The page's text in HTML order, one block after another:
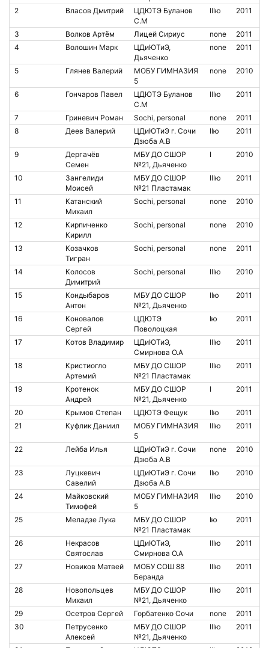
2 Власов Дмитрий
ЦДЮТЭ Буланов
С.М
IIIю 2011
3 Волков Артём Лицей Сириус none
2011
4
Волошин Марк
ЦДиЮТиЭ,
Дьяченко
none 2011
5 Глянев Валерий
МОБУ ГИМНАЗИЯ
5
none 2010
6 Гончаров Павел
ЦДЮТЭ Буланов
С.М
IIIю 2011
7 Гриневич Роман Sochi, personal none
2011
8
Деев Валерий
ЦДиЮТиЭ г. Сочи
Дзюба А.В
IIю 2011
9
Дергачёв
Семен
МБУ ДО СШОР
№21, Дьяченко
I 2010
10
Зангелиди
Моисей
МБУ ДО СШОР
№21 Пластамак
IIIю 2011
11
Катанский
Михаил
Sochi, personal none 2010
12
Кирпиченко
Кирилл
Sochi, personal none 2010
13
Козачков
Тигран
Sochi, personal none 2011
14
Колосов
Димитрий
Sochi, personal IIIю 2010
15
Кондыбаров
Антон
МБУ ДО СШОР
№21, Дьяченко
IIю 2011
16
Коновалов
Сергей
ЦДЮТЭ
Поволоцкая
Iю 2011
17 Котов Владимир
ЦДиЮТиЭ,
Смирнова О.А
IIIю 2011
18
Кристиогло
Артемий
МБУ ДО СШОР
№21 Пластамак
IIIю 2011
19
Кротенок
Андрей
МБУ ДО СШОР
№21, Дьяченко
I 2011
20 Крымов Степан ЦДЮТЭ Фещук IIю
2011
21
Куфлик Даниил
МОБУ ГИМНАЗИЯ
5
IIIю 2011
22 Лейба Илья
ЦДиЮТиЭ г. Сочи
Дзюба А.В
none 2010
23
Луцкевич
Савелий
ЦДиЮТиЭ г. Сочи
Дзюба А.В
IIю 2010
24
Майковский
Тимофей
МОБУ ГИМНАЗИЯ
5
IIIю 2010
25 Меладзе Лука
МБУ ДО СШОР
№21 Пластамак
Iю 2011
26
Некрасов
Святослав
ЦДиЮТиЭ,
Смирнова О.А
IIIю 2011
27 Новиков Матвей
МОБУ СОШ 88
Беранда
IIIю 2011
28
Новопольцев
Михаил
МБУ ДО СШОР
№21, Дьяченко
IIIю 2011
29 Осетров Сергей Горбатенко Сочи none
2011
30
Петрусенко
Алексей
МБУ ДО СШОР
№21, Дьяченко
IIIю 2011